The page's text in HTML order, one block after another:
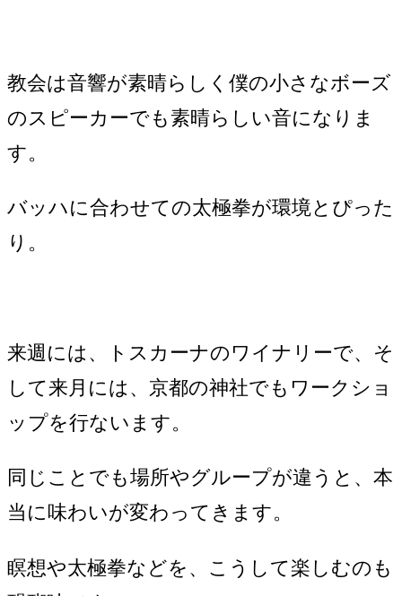
教会は音響が素晴らしく僕の小さなボーズ
のスピーカーでも素晴らしい音になりま
す。
バッハに合わせての太極拳が環境とぴった
り。
来週には、トスカーナのワイナリーで、そ
して来月には、京都の神社でもワークショ
ップを行ないます。
同じことでも場所やグループが違うと、本
当に味わいが変わってきます。
瞑想や太極拳などを、こうして楽しむのも